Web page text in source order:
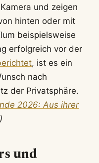
und zeigen
hinten oder mit
beispielsweise
erfolgreich vor der
, ist es ein
nach
der Privatsphäre.
2026: Aus ihrer
)
und